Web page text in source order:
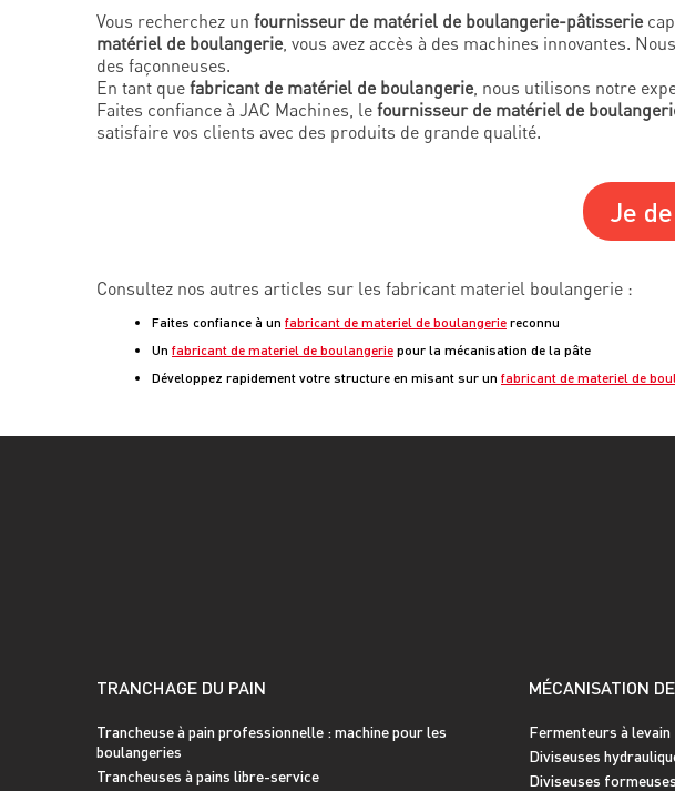
Vous recherchez un fournisseur de matériel de boulangerie-pâtisserie
matériel de boulangerie , vous avez accès à des machines innovantes.
des façonneuses.
En tant que fabricant de matériel de boulangerie , nous utilisons notre
Faites confiance à JAC Machines, le fournisseur de matériel de
satisfaire vos clients avec des produits de grande qualité.
Je
Consultez nos autres articles sur les fabricant materiel boulangerie :
Faites confiance à un fabricant de materiel de boulangerie reconnu
Un fabricant de materiel de boulangerie pour la mécanisation de la pâte
Développez rapidement votre structure en misant sur un fabricant de materiel de
TRANCHAGE DU PAIN
Trancheuse à pain professionnelle : machine pour les
boulangeries
Trancheuses à pains libre-service
MÉCANISATION
Fermenteurs à levain
Diviseuses
Diviseuses formeuses